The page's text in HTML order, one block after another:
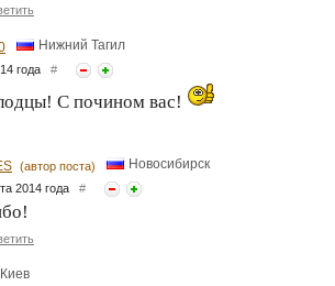
Нижний Тагил
года #
С почином вас!
(автор поста) Новосибирск
2014 года #
Киев